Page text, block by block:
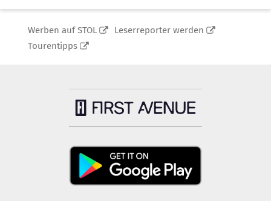
Werben auf STOL
Leserreporter werden
Tourentipps